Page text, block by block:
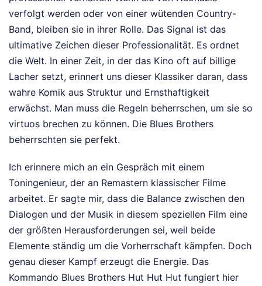
verfolgt werden oder von einer wütenden Country-
Band, bleiben sie in ihrer Rolle. Das Signal ist das
ultimative Zeichen dieser Professionalität. Es ordnet
die Welt. In einer Zeit, in der das Kino oft auf billige
Lacher setzt, erinnert uns dieser Klassiker daran, dass
wahre Komik aus Struktur und Ernsthaftigkeit
erwächst. Man muss die Regeln beherrschen, um sie so
virtuos brechen zu können. Die Blues Brothers
beherrschten sie perfekt.
Ich erinnere mich an ein Gespräch mit einem
Toningenieur, der an Remastern klassischer Filme
arbeitet. Er sagte mir, dass die Balance zwischen den
Dialogen und der Musik in diesem speziellen Film eine
der größten Herausforderungen sei, weil beide
Elemente ständig um die Vorherrschaft kämpfen. Doch
genau dieser Kampf erzeugt die Energie. Das
Kommando Blues Brothers Hut Hut Hut fungiert hier